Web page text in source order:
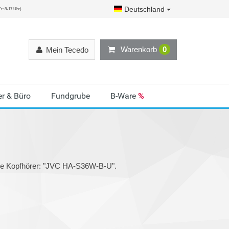
8-17 Uhr) Deutschland
Warenkorb 0
Mein Tecedo
& Büro Fundgrube B-Ware %
Kopfhörer: "JVC HA-S36W-B-U".